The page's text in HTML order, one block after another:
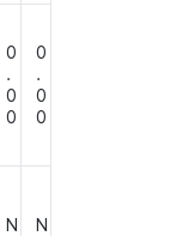
0
.
0
0
0
.
0
0
N
N